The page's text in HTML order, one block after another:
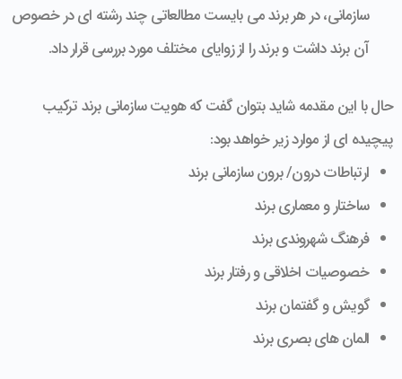
سازمانی، در هر برند می بایست مطالعاتی چند رشته ای در خصوص
آن برند داشت و برند را از زوایای مختلف مورد بررسی قرار داد.
حال با این مقدمه شاید بتوان گفت که هویت سازمانی برند ترکیب
پیچیده ای از موارد زیر خواهد بود:
ارتباطات درون/ برون سازمانی برند
ساختار و معماری برند
فرهنگ شهروندی برند
خصوصیات اخلاقی و رفتار برند
گویش و گفتمان برند
المان های بصری برند